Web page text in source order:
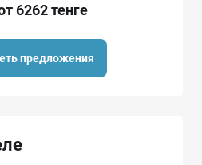
6262 тенге
предложения